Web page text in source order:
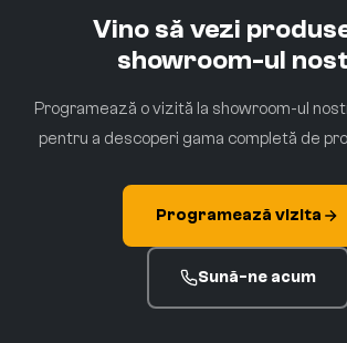
Vino să vezi
showroom-ul
Programează o vizită la showroom-ul
pentru a descoperi gama completă de
Programează vizita
Sună-ne acum